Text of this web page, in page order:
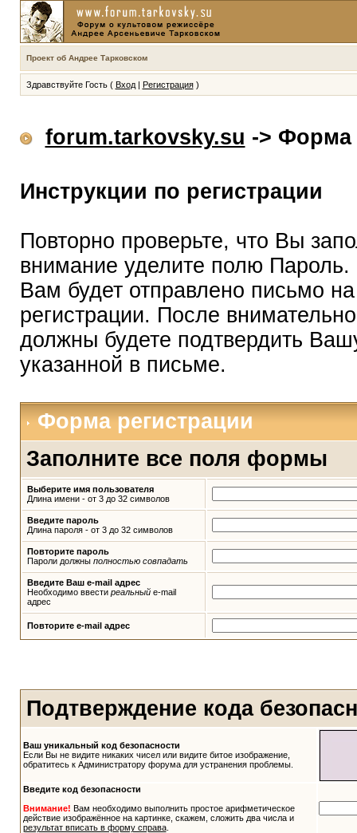
Проект об Андрее Тарковском
Здравствуйте Гость ( Вход| Регистрация)
forum.tarkovsky.su -> Форма
Инструкции по регистрации
Повторно проверьте, что Вы
внимание уделите полю Пароль.
Вам будет отправлено письмо
регистрации. После
должны будете подтвердить
указанной в письме.
Форма регистрации
Заполните все поля формы
Выберите имя пользователя
Длина имени - от 3 до 32 символов
Введите пароль
Длина пароля - от 3 до 32 символов
Повторите пароль
Пароли должны полностью совпадать
Введите Ваш e-mail адрес
Необходимо ввести реальныйe-mail
адрес
Повторите e-mail адрес
Подтверждение кода
Ваш уникальный код безопасности
Если Вы не видите никаких чисел или видите битое изображение,
обратитесь к Администратору форума для устранения проблемы.
Введите код безопасности
Внимание! Вам необходимо выполнить простое арифметическое
действие изображённое на картинке, скажем, сложить два числа и
результат вписать в форму справа.